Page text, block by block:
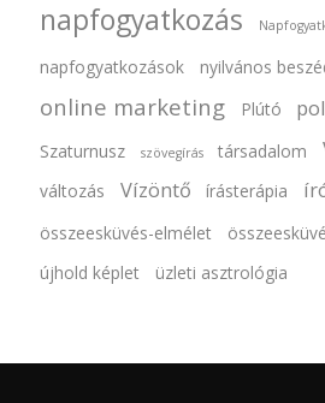
napfogyatkozás
napfogyatkozások nyilvános
online marketing Plútó
Szaturnusz szövegírás társadalom
változás
Vízöntő írásterápia
összeesküvés-elmélet
újhold képlet üzleti asztrológia